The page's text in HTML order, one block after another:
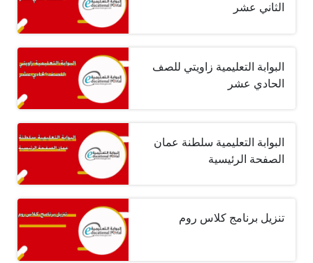
الثاني عشر
البوابة التعليمية زاويتي للصف
الحادي عشر
البوابة التعليمية سلطنة عمان
الصفحة الرئيسية
تنزيل برنامج كلاس روم